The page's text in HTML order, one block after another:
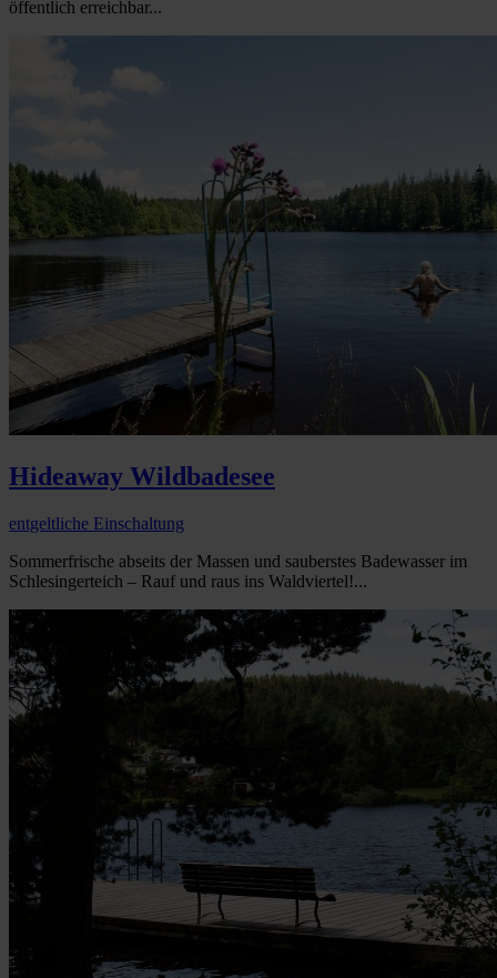
öffentlich erreichbar...
Hideaway Wildbadesee
entgeltliche Einschaltung
Sommerfrische abseits der Massen und sauberstes Badewasser im
Schlesingerteich – Rauf und raus ins Waldviertel!...